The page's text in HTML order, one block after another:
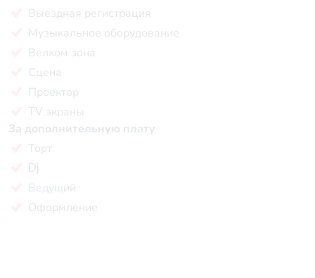
Выездная регистрация
Музыкальное оборудование
Велком зона
Сцена
Проектор
TV экраны
За дополнительную плату
Торт
Dj
Ведущий
Оформление